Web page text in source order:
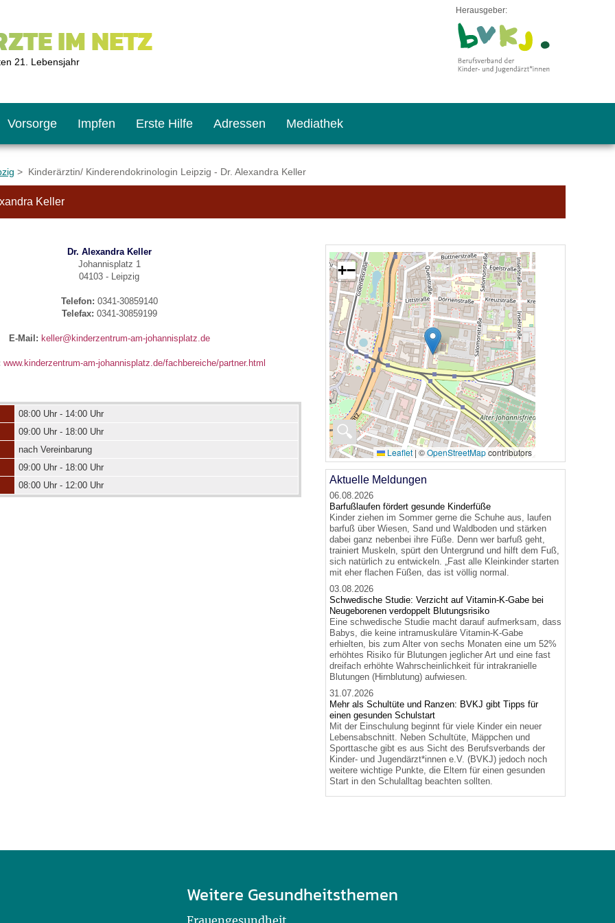
IM NETZ
21. Lebensjahr
Herausgeber:
Vorsorge Impfen Erste Hilfe Adressen Mediathek
> Kinderärztin/ Kinderendokrinologin Leipzig - Dr. Alexandra Keller
Keller
Dr. Alexandra Keller
Johannisplatz 1
04103 - Leipzig
Telefon: 0341-30859140
Telefax: 0341-30859199
E-Mail: keller@kinderzentrum-am-johannisplatz.de
www.kinderzentrum-am-johannisplatz.de/fachbereiche/partner.html
08:00 Uhr - 14:00 Uhr
09:00 Uhr - 18:00 Uhr
nach Vereinbarung
09:00 Uhr - 18:00 Uhr
08:00 Uhr - 12:00 Uhr
🔍
+−
Leaflet | ©OpenStreetMapcontributors
Aktuelle Meldungen
06.08.2026
Barfußlaufen fördert gesunde Kinderfüße
Kinder ziehen im Sommer gerne die Schuhe aus, laufen
barfuß über Wiesen, Sand und Waldboden und stärken
dabei ganz nebenbei ihre Füße. Denn wer barfuß geht,
trainiert Muskeln, spürt den Untergrund und hilft dem Fuß,
sich natürlich zu entwickeln. „Fast alle Kleinkinder starten
mit eher flachen Füßen, das ist völlig normal.
03.08.2026
Schwedische Studie: Verzicht auf Vitamin-K-Gabe bei
Neugeborenen verdoppelt Blutungsrisiko
Eine schwedische Studie macht darauf aufmerksam, dass
Babys, die keine intramuskuläre Vitamin-K-Gabe
erhielten, bis zum Alter von sechs Monaten eine um 52%
erhöhtes Risiko für Blutungen jeglicher Art und eine fast
dreifach erhöhte Wahrscheinlichkeit für intrakranielle
Blutungen (Hirnblutung) aufwiesen.
31.07.2026
Mehr als Schultüte und Ranzen: BVKJ gibt Tipps für
einen gesunden Schulstart
Mit der Einschulung beginnt für viele Kinder ein neuer
Lebensabschnitt. Neben Schultüte, Mäppchen und
Sporttasche gibt es aus Sicht des Berufsverbands der
Kinder- und Jugendärzt*innen e.V. (BVKJ) jedoch noch
weitere wichtige Punkte, die Eltern für einen gesunden
Start in den Schulalltag beachten sollten.
Weitere Gesundheitsthemen
Frauengesundheit